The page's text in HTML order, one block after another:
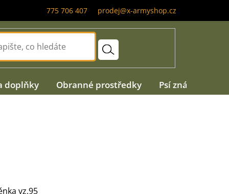
775 706 407 prodej@x-armyshop.cz
doplňky Obranné prostředky Psí známky
vz.95